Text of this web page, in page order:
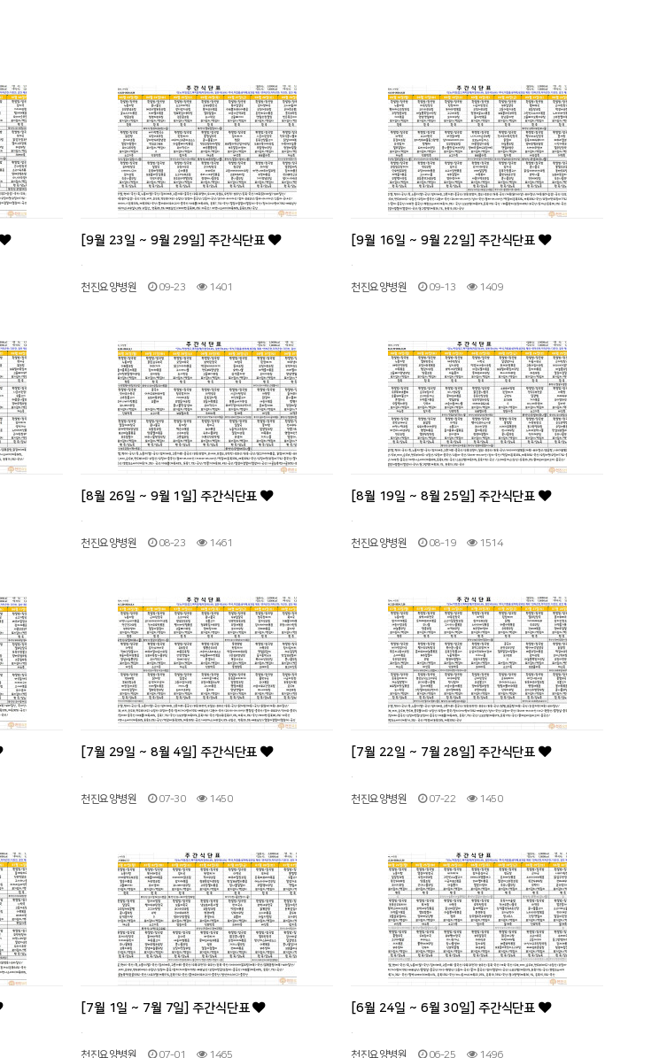
[9월 23일 ~ 9월 29일] 주간식단표
천진요양병원 09-23 1401
[9월 16일 ~ 9월 22일] 주간식단표
천진요양병원 09-13 1409
[8월 26일 ~ 9월 1일] 주간식단표
천진요양병원 08-23 1461
[8월 19일 ~ 8월 25일] 주간식단표
천진요양병원 08-19 1514
[7월 29일 ~ 8월 4일] 주간식단표
천진요양병원 07-30 1450
[7월 22일 ~ 7월 28일] 주간식단표
천진요양병원 07-22 1450
[7월 1일 ~ 7월 7일] 주간식단표
천진요양병원 07-01 1465
[6월 24일 ~ 6월 30일] 주간식단표
천진요양병원 06-25 1496